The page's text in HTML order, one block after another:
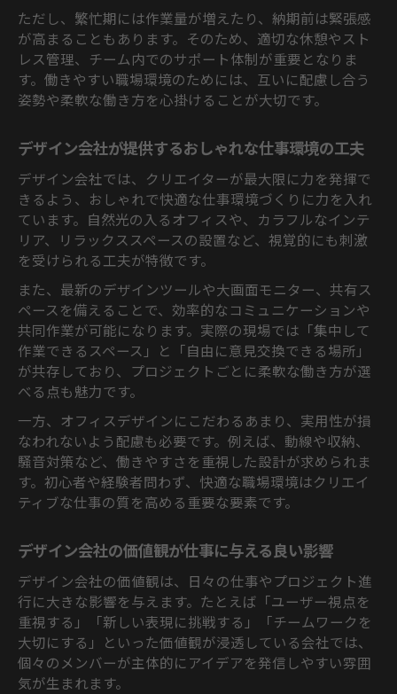
ただし、繁忙期には作業量が増えたり、納期前は緊張感
が高まることもあります。そのため、適切な休憩やスト
レス管理、チーム内でのサポート体制が重要となりま
す。働きやすい職場環境のためには、互いに配慮し合う
姿勢や柔軟な働き方を心掛けることが大切です。
デザイン会社が提供するおしゃれな仕事環境の工夫
デザイン会社では、クリエイターが最大限に力を発揮で
きるよう、おしゃれで快適な仕事環境づくりに力を入れ
ています。自然光の入るオフィスや、カラフルなインテ
リア、リラックススペースの設置など、視覚的にも刺激
を受けられる工夫が特徴です。
また、最新のデザインツールや大画面モニター、共有ス
ペースを備えることで、効率的なコミュニケーションや
共同作業が可能になります。実際の現場では「集中して
作業できるスペース」と「自由に意見交換できる場所」
が共存しており、プロジェクトごとに柔軟な働き方が選
べる点も魅力です。
一方、オフィスデザインにこだわるあまり、実用性が損
なわれないよう配慮も必要です。例えば、動線や収納、
騒音対策など、働きやすさを重視した設計が求められま
す。初心者や経験者問わず、快適な職場環境はクリエイ
ティブな仕事の質を高める重要な要素です。
デザイン会社の価値観が仕事に与える良い影響
デザイン会社の価値観は、日々の仕事やプロジェクト進
行に大きな影響を与えます。たとえば「ユーザー視点を
重視する」「新しい表現に挑戦する」「チームワークを
大切にする」といった価値観が浸透している会社では、
個々のメンバーが主体的にアイデアを発信しやすい雰囲
気が生まれます。